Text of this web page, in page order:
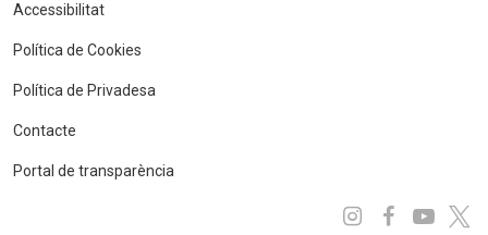
Accessibilitat
Política de Cookies
Política de Privadesa
Contacte
Portal de transparència
Instagram